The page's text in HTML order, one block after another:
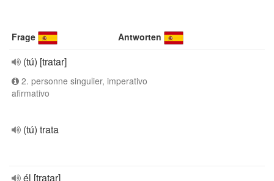
Frage Antworten
(tú) [tratar]
2. personne singulier, imperativo
afirmativo
(tú) trata
él [tratar]